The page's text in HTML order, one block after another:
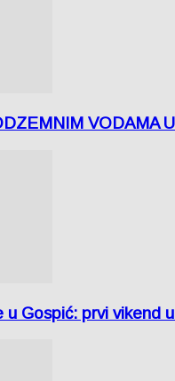
VODAMA
u Gospić: prvi vikend